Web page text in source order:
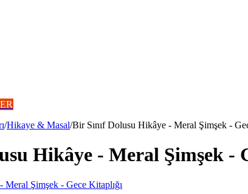
/Hikaye & Masal/Bir Sınıf Dolusu Hikâye - Meral Şimşek -
Hikâye - Meral Şimşek -